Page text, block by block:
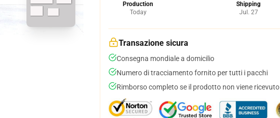
Production
Today
Shipping
Jul. 27
Transazione sicura
Consegna mondiale a domicilio
Numero di tracciamento fornito per tutti i pacchi
Rimborso completo se il prodotto non viene ricevuto